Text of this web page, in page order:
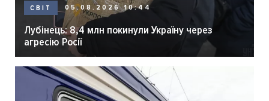
СВІТ 05.08.2026 10:44
Лубінець: 8,4 млн покинули Україну через
агресію Росії